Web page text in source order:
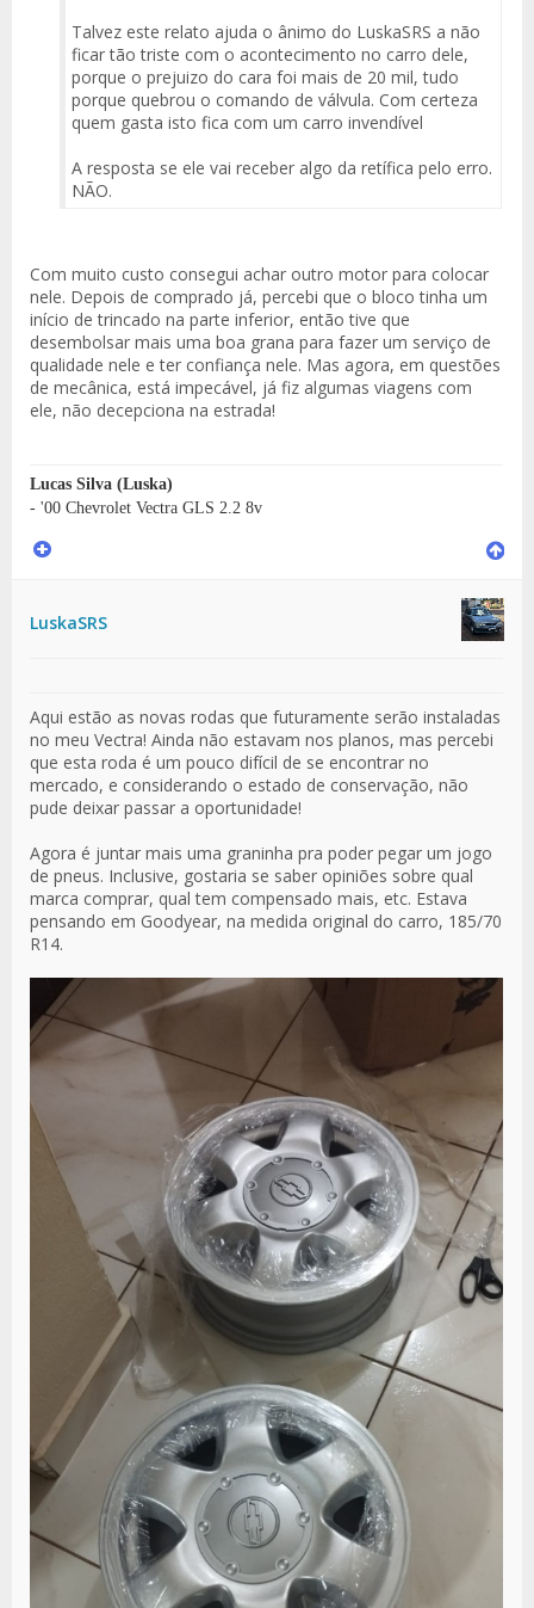
Talvez este relato ajuda o ânimo do LuskaSRS a não
ficar tão triste com o acontecimento no carro dele,
porque o prejuizo do cara foi mais de 20 mil, tudo
porque quebrou o comando de válvula. Com certeza
quem gasta isto fica com um carro invendível
A resposta se ele vai receber algo da retífica pelo erro.
NÃO.
Com muito custo consegui achar outro motor para colocar
nele. Depois de comprado já, percebi que o bloco tinha um
início de trincado na parte inferior, então tive que
desembolsar mais uma boa grana para fazer um serviço de
qualidade nele e ter confiança nele. Mas agora, em questões
de mecânica, está impecável, já fiz algumas viagens com
ele, não decepciona na estrada!
Lucas Silva (Luska)
- '00 Chevrolet Vectra GLS 2.2 8v
LuskaSRS
Aqui estão as novas rodas que futuramente serão instaladas
no meu Vectra! Ainda não estavam nos planos, mas percebi
que esta roda é um pouco difícil de se encontrar no
mercado, e considerando o estado de conservação, não
pude deixar passar a oportunidade!
Agora é juntar mais uma graninha pra poder pegar um jogo
de pneus. Inclusive, gostaria se saber opiniões sobre qual
marca comprar, qual tem compensado mais, etc. Estava
pensando em Goodyear, na medida original do carro, 185/70
R14.